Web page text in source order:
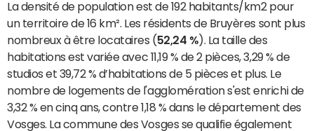
La densité de population est de 192 habitants/km2 pour
un territoire de 16 km². Les résidents de Bruyères sont plus
nombreux à être locataires (52,24 %). La taille des
habitations est variée avec 11,19 % de 2 pièces, 3,29 % de
studios et 39,72 % d’habitations de 5 pièces et plus. Le
nombre de logements de l'agglomération s'est enrichi de
3,32 % en cinq ans, contre 1,18 % dans le département des
Vosges. La commune des Vosges se qualifie également